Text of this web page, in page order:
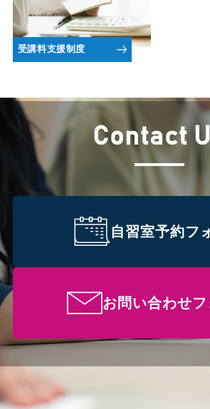
受講料支援制度
Contact
自習室予約フ
お問い合わせフ